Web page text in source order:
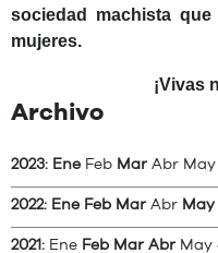
sociedad machista
mujeres.
¡Vivas
Archivo
2023: Ene Feb Mar Abr May
2022: Ene Feb Mar Abr May
2021: Ene Feb Mar Abr May